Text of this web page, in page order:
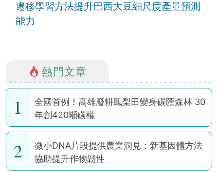
遷移學習方法提升巴西大豆細尺度產量預測
能力
熱門文章
1
全國首例！高雄廢耕鳳梨田變身碳匯森林 30
年創420噸碳權
2
微小DNA片段提供農業洞見：新基因體方法
協助提升作物韌性